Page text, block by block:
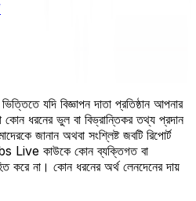
যদি বিজ্ঞাপন দাতা প্রতিষ্ঠান আপনার
ধরনের ভুল বা বিভ্রান্তিকর তথ্য প্রদান
জানান অথবা সংশ্লিষ্ট জবটি রিপোর্ট
Live কাউকে কোন ব্যক্তিগত বা
করে না। কোন ধরনের অর্থ লেনদেনের দায়